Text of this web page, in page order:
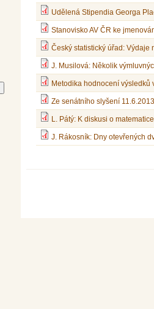
Udělená Stipendia Georga
Stanovisko AV ČR ke
Český statistický úřad: Výdaje
J. Musilová: Několik
Metodika hodnocení výsledků
Ze senátního slyšení
L. Pátý: K diskusi o matematice
J. Rákosník: Dny otevřených